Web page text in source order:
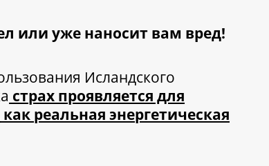
или уже наносит вам вред!
Исландского
страх проявляется для
реальная энергетическая